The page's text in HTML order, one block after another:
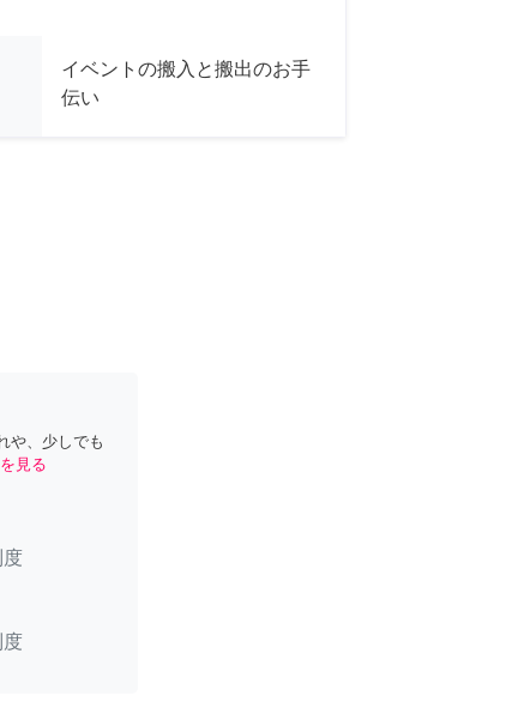
イベントの搬入と搬出のお手
伝い
や、少しでも
見る
度
度